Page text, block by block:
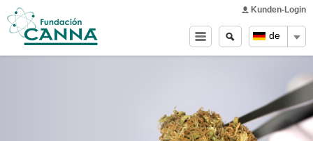
de
Kunden-Login
Main menu
Search
form
Search